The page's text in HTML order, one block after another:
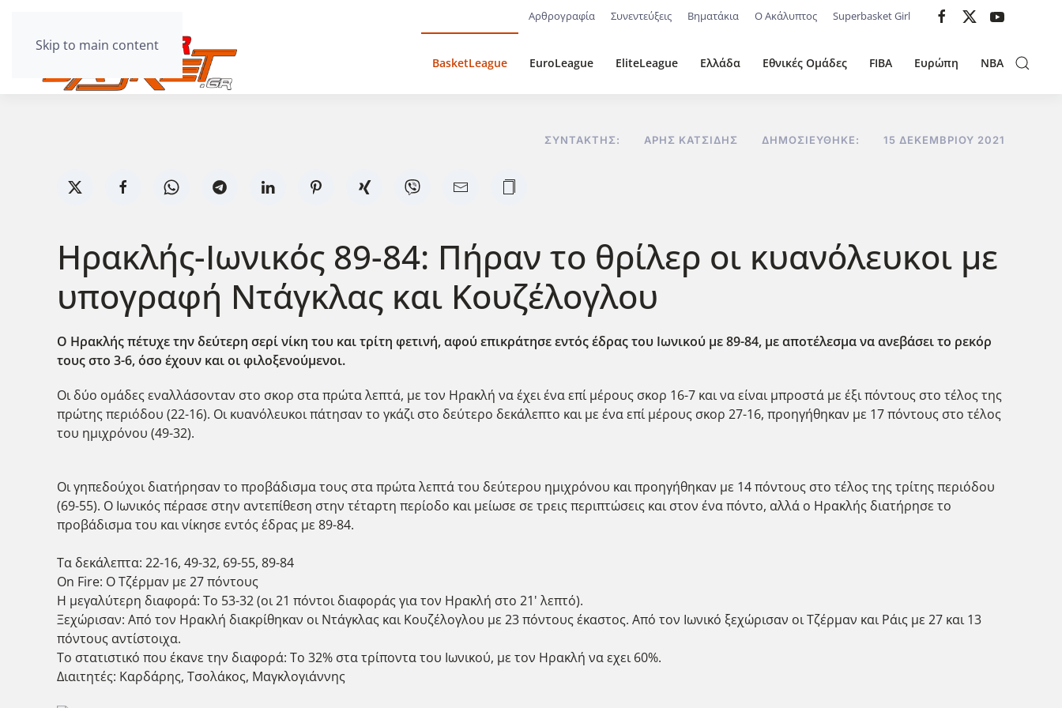
Skip to main content
Αρθρογραφία Συνεντεύξεις Βηματάκια Ο Ακάλυπτος Superbasket Girl
BasketLeague EuroLeague EliteLeague Ελλάδα Εθνικές Ομάδες FIBA Ευρώπη NBA
ΣΥΝΤΆΚΤΗΣ: ΆΡΗΣ ΚΑΤΣΊΔΗΣ ΔΗΜΟΣΙΕΎΘΗΚΕ: 15 ΔΕΚΕΜΒΡΊΟΥ 2021
Ηρακλής-Ιωνικός 89-84: Πήραν το θρίλερ οι κυανόλευκοι με
υπογραφή Ντάγκλας και Κουζέλογλου
Ο Ηρακλής πέτυχε την δεύτερη σερί νίκη του και τρίτη φετινή, αφού επικράτησε εντός έδρας του Ιωνικού με 89-84, με αποτέλεσμα να ανεβάσει το ρεκόρ
τους στο 3-6, όσο έχουν και οι φιλοξενούμενοι.
Οι δύο ομάδες εναλλάσονταν στο σκορ στα πρώτα λεπτά, με τον Ηρακλή να έχει ένα επί μέρους σκορ 16-7 και να είναι μπροστά με έξι πόντους στο τέλος της
πρώτης περιόδου (22-16). Οι κυανόλευκοι πάτησαν το γκάζι στο δεύτερο δεκάλεπτο και με ένα επί μέρους σκορ 27-16, προηγήθηκαν με 17 πόντους στο τέλος
του ημιχρόνου (49-32).
Οι γηπεδούχοι διατήρησαν το προβάδισμα τους στα πρώτα λεπτά του δεύτερου ημιχρόνου και προηγήθηκαν με 14 πόντους στο τέλος της τρίτης περιόδου
(69-55). Ο Ιωνικός πέρασε στην αντεπίθεση στην τέταρτη περίοδο και μείωσε σε τρεις περιπτώσεις και στον ένα πόντο, αλλά ο Ηρακλής διατήρησε το
προβάδισμα του και νίκησε εντός έδρας με 89-84.
Τα δεκάλεπτα: 22-16, 49-32, 69-55, 89-84
On Fire: Ο Τζέρμαν με 27 πόντους
Η μεγαλύτερη διαφορά: Το 53-32 (οι 21 πόντοι διαφοράς για τον Ηρακλή στο 21' λεπτό).
Ξεχώρισαν: Από τον Ηρακλή διακρίθηκαν οι Ντάγκλας και Κουζέλογλου με 23 πόντους έκαστος. Από τον Ιωνικό ξεχώρισαν οι Τζέρμαν και Ράις με 27 και 13
πόντους αντίστοιχα.
Το στατιστικό που έκανε την διαφορά: Το 32% στα τρίποντα του Ιωνικού, με τον Ηρακλή να εχει 60%.
Διαιτητές: Καρδάρης, Τσολάκος, Μαγκλογιάννης